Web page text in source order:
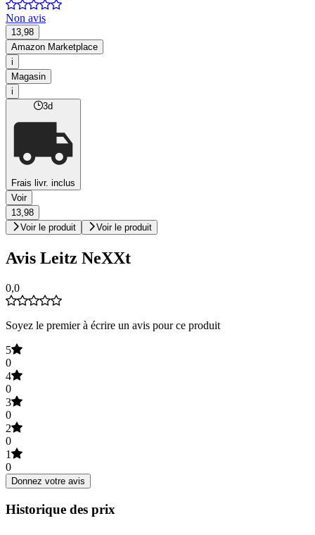
Non avis
13,98
Amazon Marketplace
i
Magasin
i
3d
Frais livr. inclus
Voir
13,98
Voir le produit
Voir le produit
Avis Leitz NeXXt
0,0
Soyez le premier à écrire un avis pour ce produit
5
0
4
0
3
0
2
0
1
0
Donnez votre avis
Historique des prix